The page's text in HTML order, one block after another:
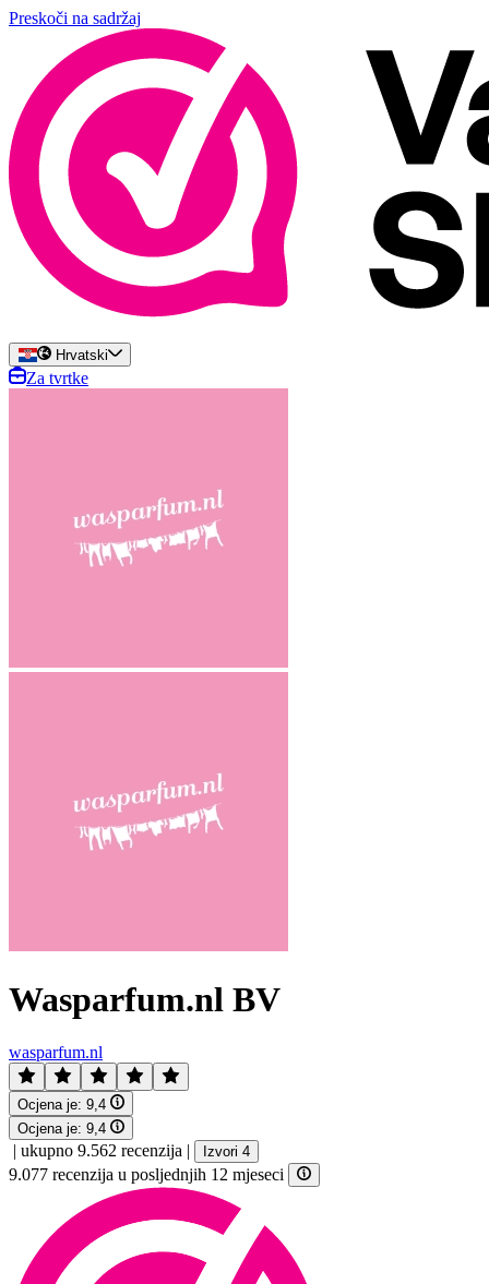
Preskoči na sadržaj
Hrvatski
Za tvrtke
Wasparfum.nl BV
wasparfum.nl
Ocjena je: 9,4
Ocjena je: 9,4
| ukupno 9.562 recenzija | Izvori 4
9.077 recenzija u posljednjih 12 mjeseci